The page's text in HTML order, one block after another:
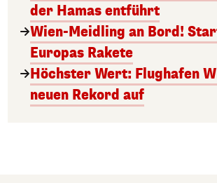
der Hamas entführt
Wien-Meidling an Bord!
Europas Rakete
Höchster Wert: Flughafen
neuen Rekord auf